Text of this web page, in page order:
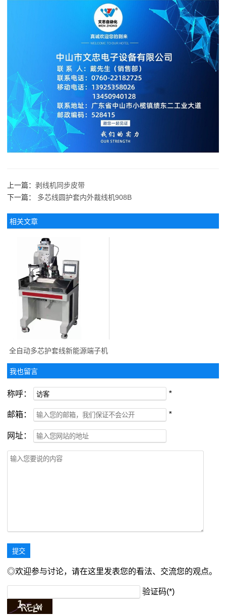
上一篇： 剥线机同步皮带
下一篇： 多芯线圆护套内外裁线机908B
相关文章
全自动多芯护套线新能源端子机
我也留言
称呼： *
邮箱： *
网址：
◎欢迎参与讨论，请在这里发表您的看法、交流您的观点。
验证码(*)